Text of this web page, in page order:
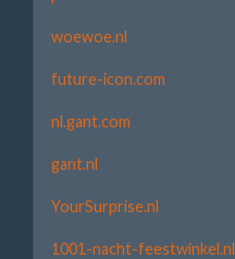
woewoe.nl
future-icon.com
nl.gant.com
gant.nl
YourSurprise.nl
1001-nacht-feestwinkel.nl